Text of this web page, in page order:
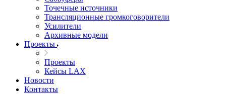
Точечные источники
Трансляционные громкоговорители
Усилители
Архивные модели
Проекты
Проекты
Кейсы LAX
Новости
Контакты